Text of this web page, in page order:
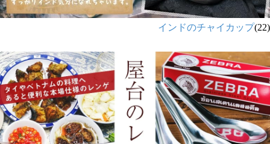
インドのチャイカップ(22)